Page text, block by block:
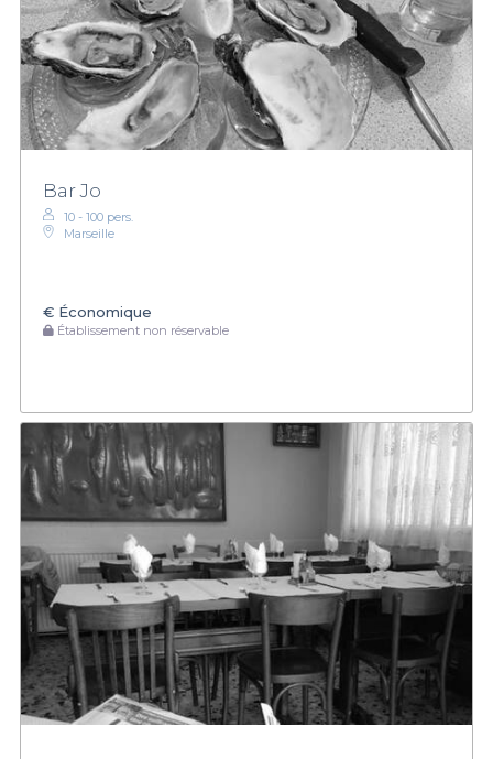
Bar Jo
10 - 100 pers.
Marseille
€ Économique
Établissement non réservable